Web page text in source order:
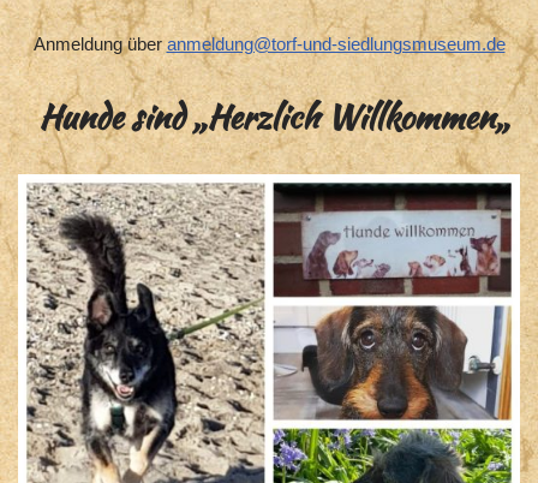
Anmeldung überanmeldung@torf-und-siedlungsmuseum.de
Hunde sind „Herzlich Willkommen„